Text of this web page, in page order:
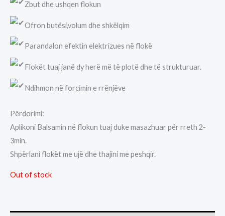
Zbut dhe ushqen flokun
Ofron butësi,volum dhe shkëlqim
Parandalon efektin elektrizues në flokë
Flokët tuaj janë dy herë më të plotë dhe të strukturuar.
Ndihmon në forcimin e rrënjëve
Përdorimi:
Aplikoni Balsamin në flokun tuaj duke masazhuar për rreth 2-
3min.
Shpërlani flokët me ujë dhe thajini me peshqir.
Out of stock